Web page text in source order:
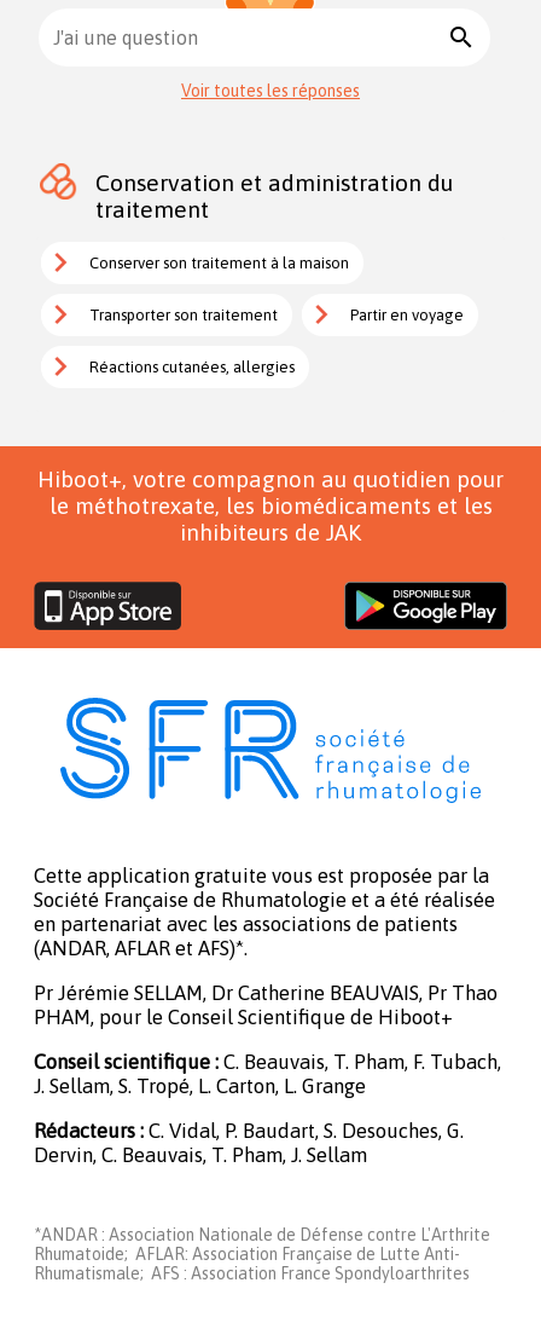
J'ai une question search
Voir toutes les réponses
Conservation et administration du
traitement
Conserver son traitement à la maison
Transporter son traitement Partir en voyage
Réactions cutanées, allergies
Hiboot+, votre compagnon au quotidien pour
le méthotrexate, les biomédicaments et les
inhibiteurs de JAK
Cette application gratuite vous est proposée par la
Société Française de Rhumatologie et a été réalisée
en partenariat avec les associations de patients
(ANDAR, AFLAR et AFS)*.
Pr Jérémie SELLAM, Dr Catherine BEAUVAIS, Pr Thao
PHAM, pour le Conseil Scientifique de Hiboot+
Conseil scientifique : C. Beauvais, T. Pham, F. Tubach,
J. Sellam, S. Tropé, L. Carton, L. Grange
Rédacteurs : C. Vidal, P. Baudart, S. Desouches, G.
Dervin, C. Beauvais, T. Pham, J. Sellam
*ANDAR : Association Nationale de Défense contre L'Arthrite
Rhumatoide; AFLAR: Association Française de Lutte Anti-
Rhumatismale; AFS : Association France Spondyloarthrites